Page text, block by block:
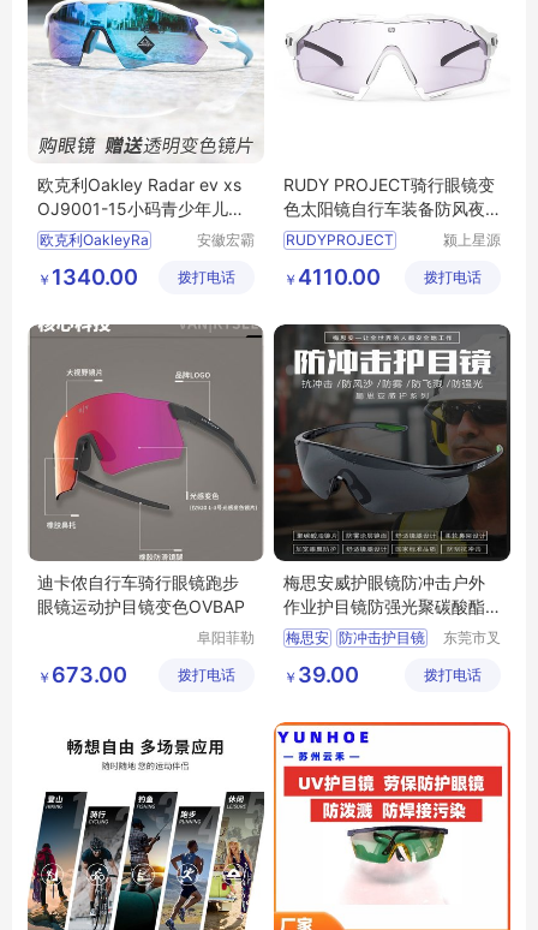
欧克利Oakley Radar ev xs
OJ9001-15小码青少年儿童
速滑骑行眼镜
欧克利OakleyRa
安徽宏霸
有限公司
￥ 1340.00 拨打电话
RUDY PROJECT骑行眼镜变
色太阳镜自行车装备防风夜
视镜男CUTLINE
RUDYPROJECT
颍上星源
有限公司
￥ 4110.00 拨打电话
迪卡侬自行车骑行眼镜跑步
眼镜运动护目镜变色OVBAP
阜阳菲勒
公司
￥ 673.00 拨打电话
梅思安威护眼镜防冲击户外
作业护目镜防强光聚碳酸酯
镜片
梅思安 防冲击护目镜
威护眼镜
东莞市叉
络科技有
￥ 39.00 拨打电话